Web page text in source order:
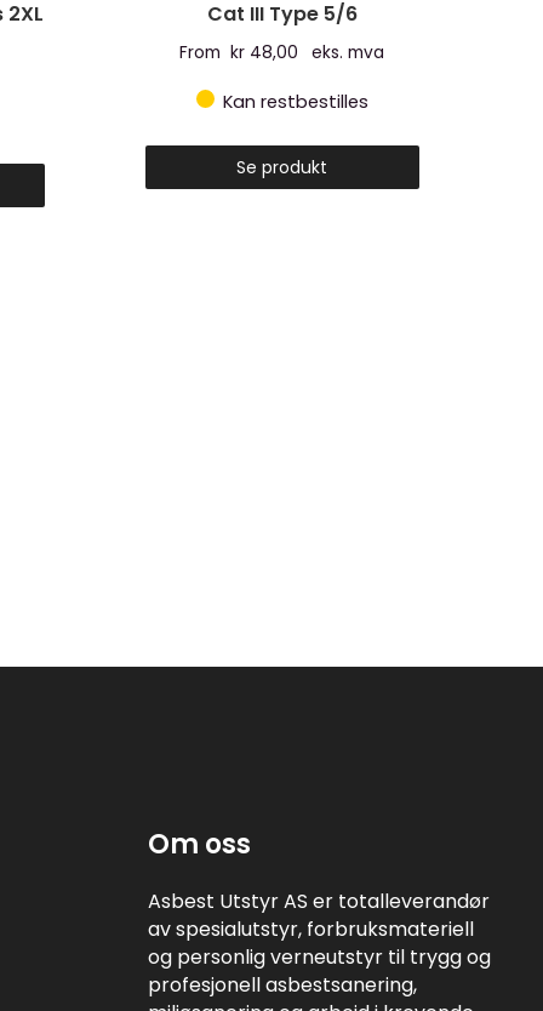
2XL
Cat III Type 5/6
Fromkr 48,00 eks. mva
Kan restbestilles
Se produkt
Om oss
Asbest Utstyr AS er totalleverandør
av spesialutstyr, forbruksmateriell
og personlig verneutstyr til trygg og
profesjonell asbestsanering,